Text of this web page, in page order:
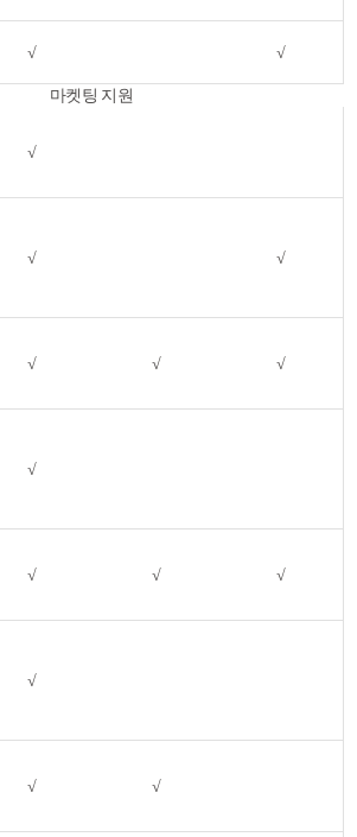
√ √
마켓팅 지원
√
√ √
√ √ √
√
√ √ √
√
√ √